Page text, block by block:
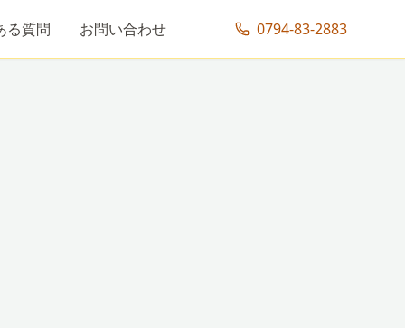
る質問 お問い合わせ 0794-83-2883